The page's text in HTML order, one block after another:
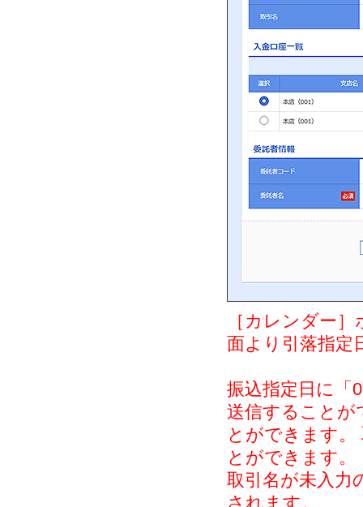
［カレンダー
面より引落指定
振込指定日に「
送信することが
とができます。
とができます。
取引名が未入力
されます。